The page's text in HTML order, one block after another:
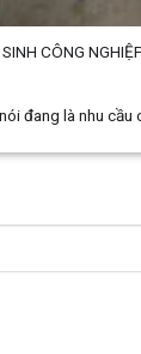
CÔNG
đang là nhu cầu